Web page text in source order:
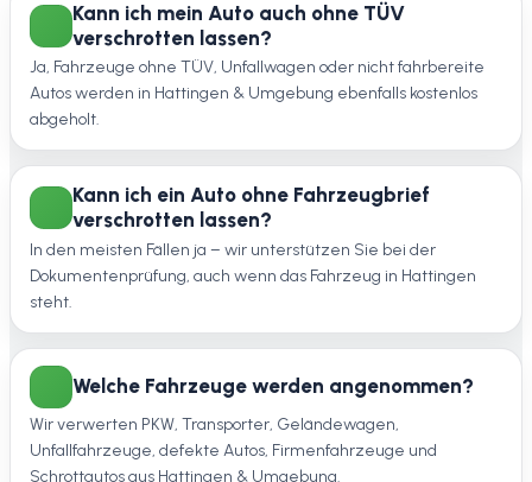
Kann ich mein Auto auch ohne TÜV
verschrotten lassen?
Ja, Fahrzeuge ohne TÜV, Unfallwagen oder nicht fahrbereite
Autos werden in Hattingen & Umgebung ebenfalls kostenlos
abgeholt.
Kann ich ein Auto ohne Fahrzeugbrief
verschrotten lassen?
In den meisten Fällen ja – wir unterstützen Sie bei der
Dokumentenprüfung, auch wenn das Fahrzeug in Hattingen
steht.
Welche Fahrzeuge werden angenommen?
Wir verwerten PKW, Transporter, Geländewagen,
Unfallfahrzeuge, defekte Autos, Firmenfahrzeuge und
Schrottautos aus Hattingen & Umgebung.